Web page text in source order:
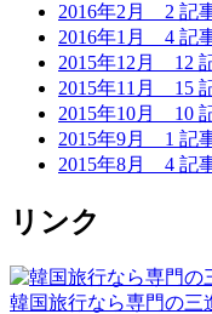
2016年2月 2 記
2016年1月 4 記
2015年12月 12
2015年11月 15
2015年10月 10
2015年9月 1 記
2015年8月 4 記
リンク
韓国旅行なら専門の三